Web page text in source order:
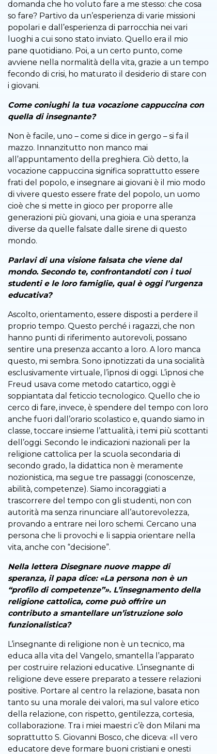
domanda che ho voluto fare a me stesso: che cosa
so fare? Partivo da un’esperienza di varie missioni
popolari e dall’esperienza di parrocchia nei vari
luoghi a cui sono stato inviato. Quello era il mio
pane quotidiano. Poi, a un certo punto, come
avviene nella normalità della vita, grazie a un tempo
fecondo di crisi, ho maturato il desiderio di stare con
i giovani.
Come coniughi la tua vocazione cappuccina con
quella di insegnante?
Non è facile, uno – come si dice in gergo – si fa il
mazzo. Innanzitutto non manco mai
all’appuntamento della preghiera. Ciò detto, la
vocazione cappuccina significa soprattutto essere
frati del popolo, e insegnare ai giovani è il mio modo
di vivere questo essere frate del popolo, un uomo
cioè che si mette in gioco per proporre alle
generazioni più giovani, una gioia e una speranza
diverse da quelle falsate dalle sirene di questo
mondo.
Parlavi di una visione falsata che viene dal
mondo. Secondo te, confrontandoti con i tuoi
studenti e le loro famiglie, qual è oggi l’urgenza
educativa?
Ascolto, orientamento, essere disposti a perdere il
proprio tempo. Questo perché i ragazzi, che non
hanno punti di riferimento autorevoli, possano
sentire una presenza accanto a loro. A loro manca
questo, mi sembra. Sono ipnotizzati da una socialità
esclusivamente virtuale, l’ipnosi di oggi. L’ipnosi che
Freud usava come metodo catartico, oggi è
soppiantata dal feticcio tecnologico. Quello che io
cerco di fare, invece, è spendere del tempo con loro
anche fuori dall’orario scolastico e, quando siamo in
classe, toccare insieme l’attualità, i temi più scottanti
dell’oggi. Secondo le indicazioni nazionali per la
religione cattolica per la scuola secondaria di
secondo grado, la didattica non è meramente
nozionistica, ma segue tre passaggi (conoscenze,
abilità, competenze). Siamo incoraggiati a
trascorrere del tempo con gli studenti, non con
autorità ma senza rinunciare all’autorevolezza,
provando a entrare nei loro schemi. Cercano una
persona che li provochi e li sappia orientare nella
vita, anche con “decisione”.
Nella lettera Disegnare nuove mappe di
speranza, il papa dice: «La persona non è un
“profilo di competenze”». L’insegnamento della
religione cattolica, come può offrire un
contributo a smantellare un’istruzione solo
funzionalistica?
L’insegnante di religione non è un tecnico, ma
educa alla vita del Vangelo, smantella l’apparato
per costruire relazioni educative. L’insegnante di
religione deve essere preparato a tessere relazioni
positive. Portare al centro la relazione, basata non
tanto su una morale dei valori, ma sul valore etico
della relazione, con rispetto, gentilezza, cortesia,
collaborazione. Tra i miei maestri c’è don Milani ma
soprattutto S. Giovanni Bosco, che diceva: «Il vero
educatore deve formare buoni cristiani e onesti